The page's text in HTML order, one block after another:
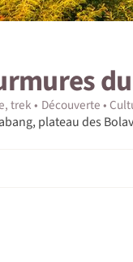
trek Découverte
plateau des